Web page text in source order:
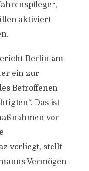
aktiviert
Berlin am
ein zur
Betroffenen
Das ist
vor
vorliegt, stellt
Vermögen